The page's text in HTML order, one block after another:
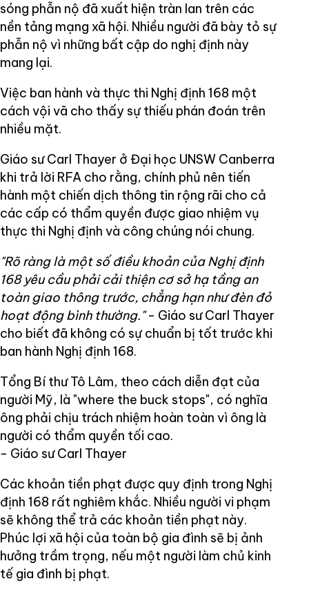
sóng phẫn nộ đã xuất hiện tràn lan trên các
nền tảng mạng xã hội. Nhiều người đã bày tỏ sự
phẫn nộ vì những bất cập do nghị định này
mang lại.
Việc ban hành và thực thi Nghị định 168 một
cách vội vã cho thấy sự thiếu phán đoán trên
nhiều mặt.
Giáo sư Carl Thayer ở Đại học UNSW Canberra
khi trả lời RFA cho rằng, chính phủ nên tiến
hành một chiến dịch thông tin rộng rãi cho cả
các cấp có thẩm quyền được giao nhiệm vụ
thực thi Nghị định và công chúng nói chung.
"Rõ ràng là một số điều khoản của Nghị định
168 yêu cầu phải cải thiện cơ sở hạ tầng an
toàn giao thông trước, chẳng hạn như đèn đỏ
hoạt động bình thường."- Giáo sư Carl Thayer
cho biết đã không có sự chuẩn bị tốt trước khi
ban hành Nghị định 168.
Tổng Bí thư Tô Lâm, theo cách diễn đạt của
người Mỹ, là "where the buck stops", có nghĩa
ông phải chịu trách nhiệm hoàn toàn vì ông là
người có thẩm quyền tối cao.
- Giáo sư Carl Thayer
Các khoản tiền phạt được quy định trong Nghị
định 168 rất nghiêm khắc. Nhiều người vi phạm
sẽ không thể trả các khoản tiền phạt này.
Phúc lợi xã hội của toàn bộ gia đình sẽ bị ảnh
hưởng trầm trọng, nếu một người làm chủ kinh
tế gia đình bị phạt.